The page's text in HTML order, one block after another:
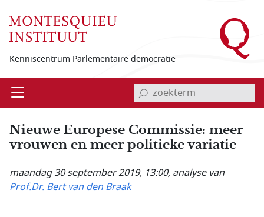
Kenniscentrum Parlementaire democratie
Open invoerveld zoekterm
Nieuwe Europese Commissie: meer
vrouwen en meer politieke variatie
maandag 30 september 2019, 13:00, analyse van
Prof.Dr. Bert van den Braak